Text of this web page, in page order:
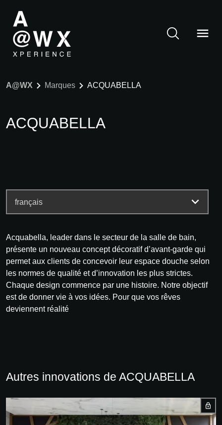
A@WX Marques ACQUABELLA
ACQUABELLA
Acquabella, leader dans le secteur de la salle de bain,
présente un nouveau concept décoratif d’avant-garde qui
permet aux clients de concevoir leur espace douche selon
les normes de qualité et d’innovation les plus strictes.
Chaque design commence par une histoire. Notre objectif
est de donner vie à vos idées. Pour que vos rêves
deviennent réalité
Autres innovations de ACQUABELLA